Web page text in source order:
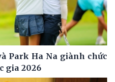
Park Ha Na giành chức
gia 2026